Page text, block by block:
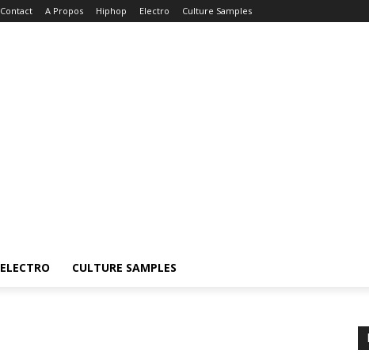
Contact A Propos Hiphop Electro Culture Samples
ELECTRO CULTURE SAMPLES